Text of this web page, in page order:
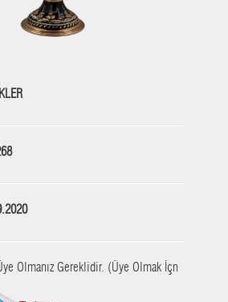
Olmanız Gereklidir. (Üye Olmak İçn